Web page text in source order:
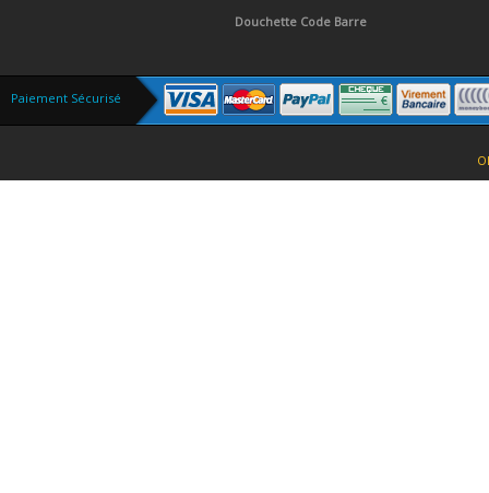
Douchette Code Barre
Paiement Sécurisé